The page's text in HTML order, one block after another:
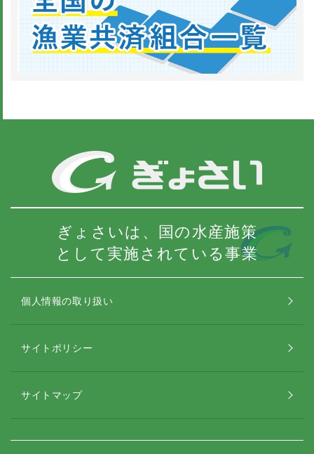
ぎょさいは、国の水産施策
として実施されている事業
個人情報の取り扱い
サイトポリシー
サイトマップ